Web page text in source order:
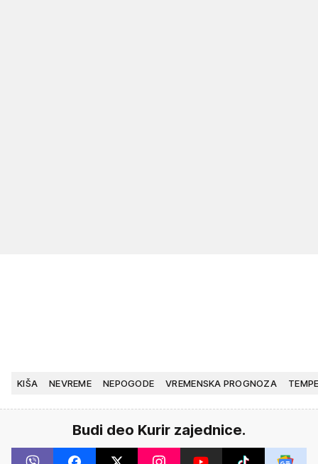
KIŠA NEVREME NEPOGODE VREMENSKA PROGNOZA
Budi deo Kurir zajednice.